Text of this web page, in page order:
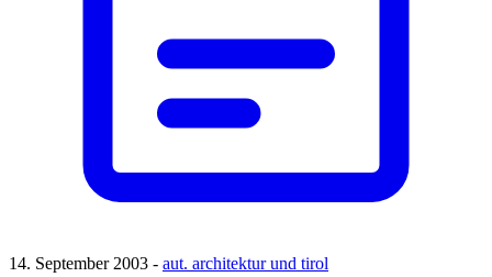
14. September 2003 - aut. architektur und tirol